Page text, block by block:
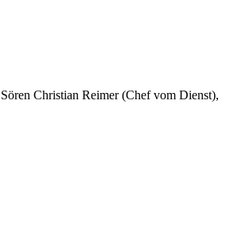
Christian Reimer (Chef vom Dienst),